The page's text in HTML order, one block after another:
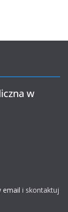
w
email i skontaktuj